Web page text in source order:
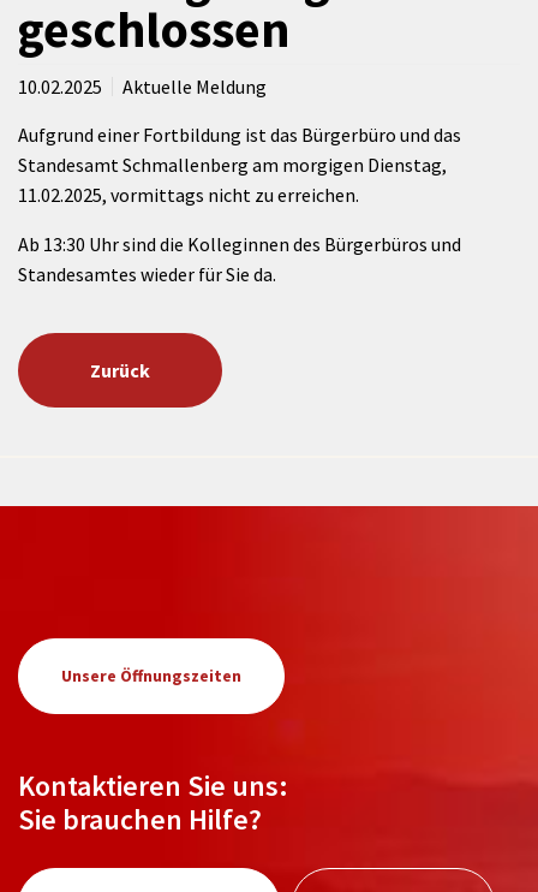
geschlossen
10.02.2025
Aktuelle Meldung
Aufgrund einer Fortbildung ist das Bürgerbüro und das
Standesamt Schmallenberg am morgigen Dienstag,
11.02.2025, vormittags nicht zu erreichen.
Ab 13:30 Uhr sind die Kolleginnen des Bürgerbüros und
Standesamtes wieder für Sie da.
Zurück
Unsere Öffnungszeiten
Kontaktieren Sie uns:
Sie brauchen Hilfe?